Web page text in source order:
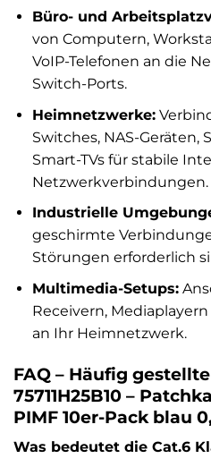
Büro- und
von Computern,
VoIP-Telefonen an die
Switch-Ports.
Heimnetzwerke:
Switches, NAS-Geräten,
Smart-TVs für stabile
Netzwerkverbindungen.
Industrielle
geschirmte
Störungen erforderlich
Multimedia-Setups:
Receivern,
an Ihr Heimnetzwerk.
FAQ – Häufig
75711H25B10 –
PIMF 10er-Pack blau
Was bedeutet die Cat.6